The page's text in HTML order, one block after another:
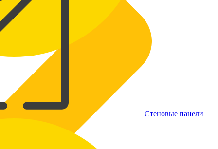
Стеновые панели